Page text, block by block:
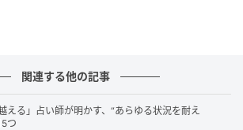
この誕生日の人の魅力をさらに強く
。
関連する他の記事
える」占い師が明かす、“あらゆる状況を耐え
つ